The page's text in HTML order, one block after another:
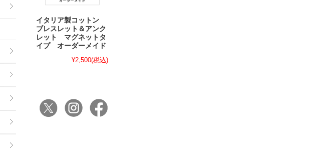
イタリア製コットン
ブレスレット＆アンク
レット マグネットタ
イプ オーダーメイド
¥2,500(税込)